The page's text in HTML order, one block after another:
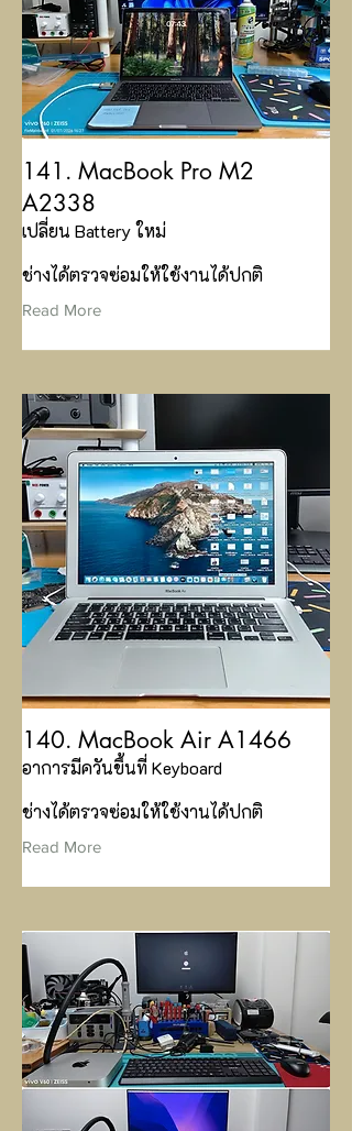
141. MacBook Pro M2
A2338
เปลี่ยน Battery ใหม่
ช่างได้ตรวจซ่อมให้ใช้งานได้ปกติ
Read More
140. MacBook Air A1466
อาการมีควันขึ้นที่ Keyboard
ช่างได้ตรวจซ่อมให้ใช้งานได้ปกติ
Read More